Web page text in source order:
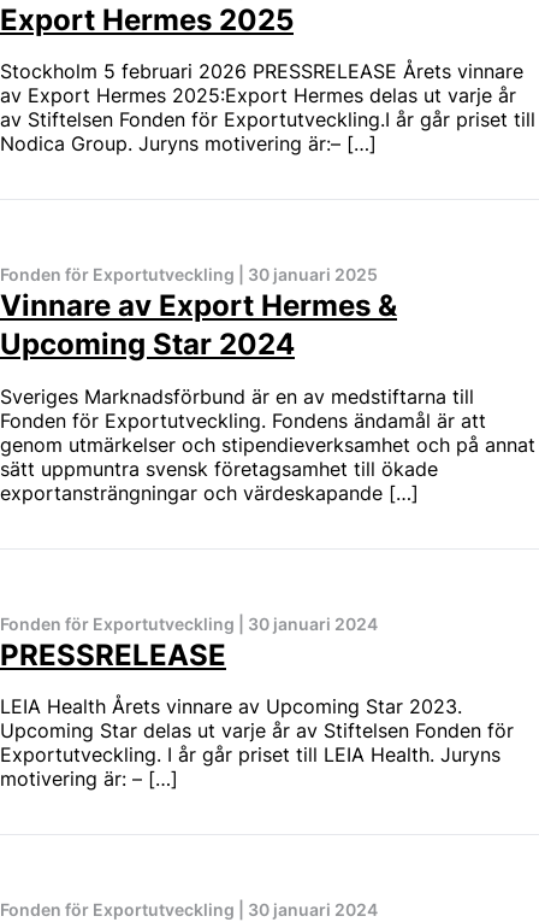
Export Hermes 2025
Stockholm 5 februari 2026 PRESSRELEASE Årets vinnare
av Export Hermes 2025:Export Hermes delas ut varje år
av Stiftelsen Fonden för Exportutveckling.I år går priset till
Nodica Group. Juryns motivering är:– […]
Fonden för Exportutveckling 30 januari 2025
Vinnare av Export Hermes &
Upcoming Star 2024
Sveriges Marknadsförbund är en av medstiftarna till
Fonden för Exportutveckling. Fondens ändamål är att
genom utmärkelser och stipendieverksamhet och på annat
sätt uppmuntra svensk företagsamhet till ökade
exportansträngningar och värdeskapande […]
Fonden för Exportutveckling 30 januari 2024
PRESSRELEASE
LEIA Health Årets vinnare av Upcoming Star 2023.
Upcoming Star delas ut varje år av Stiftelsen Fonden för
Exportutveckling. I år går priset till LEIA Health. Juryns
motivering är: – […]
Fonden för Exportutveckling 30 januari 2024